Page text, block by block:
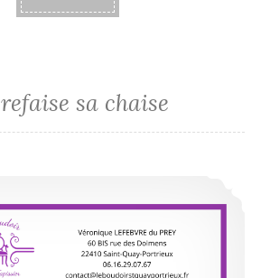
refaise sa chaise